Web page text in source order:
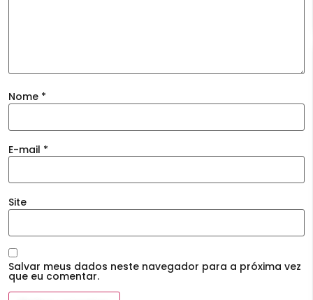
Nome *
E-mail *
Site
Salvar meus dados neste navegador para a próxima vez
que eu comentar.